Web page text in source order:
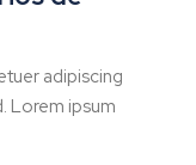
adipiscing
Lorem ipsum